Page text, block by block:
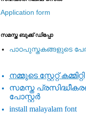
Application form
സമസ്ത ബുക്ക് ഡിപ്പോ
പാഠപുസ്തകങ്ങളുടെ
നമ്മുടെ സ്റ്റേറ്റ് കമ്മിറ്റി
സമസ്ത
പോസ്റ്റര്‍
install malayalam font